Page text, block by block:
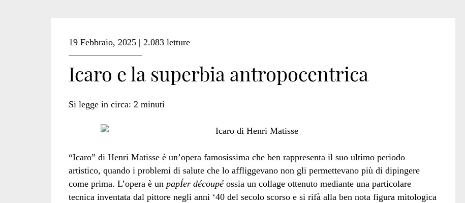
19 Febbraio, 2025 | 2.083 letture
Icaro e la superbia antropocentrica
Si legge in circa: 2 minuti
“Icaro” di Henri Matisse è un’opera famosissima che ben rappresenta il suo ultimo periodo
artistico, quando i problemi di salute che lo affliggevano non gli permettevano più di dipingere
come prima. L’opera è un papÍer découpéossia un collage ottenuto mediante una particolare
tecnica inventata dal pittore negli anni ‘40 del secolo scorso e si rifà alla ben nota figura mitologica